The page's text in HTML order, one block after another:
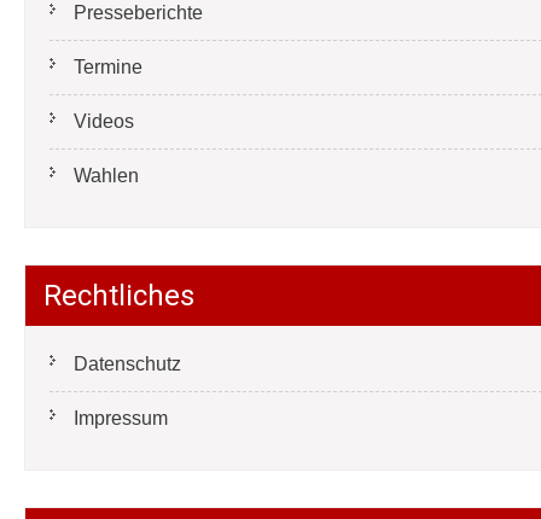
Presseberichte
Termine
Videos
Wahlen
Rechtliches
Datenschutz
Impressum